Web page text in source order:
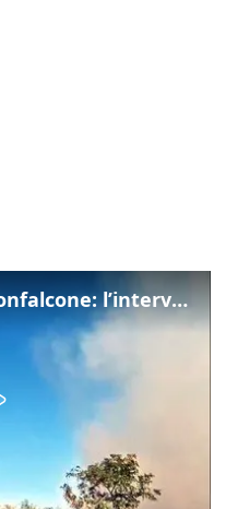
Incendio tra Duino e Monfalcone: l’intervento dei vigili del fuoco